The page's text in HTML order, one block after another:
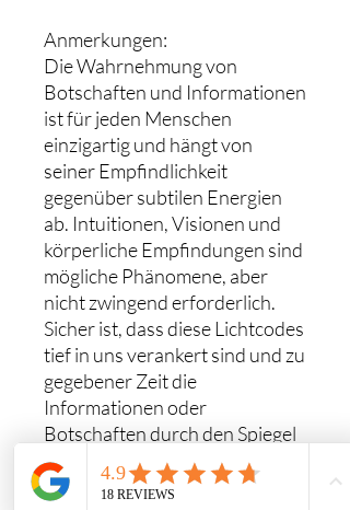
Anmerkungen:
Die Wahrnehmung von
Botschaften und Informationen
ist für jeden Menschen
einzigartig und hängt von
seiner Empfindlichkeit
gegenüber subtilen Energien
ab. Intuitionen, Visionen und
körperliche Empfindungen sind
mögliche Phänomene, aber
nicht zwingend erforderlich.
Sicher ist, dass diese Lichtcodes
tief in uns verankert sind und zu
gegebener Zeit die
Informationen oder
Botschaften durch den Spiegel
anderer oder durch subtile
persönliche Wahrnehmungen